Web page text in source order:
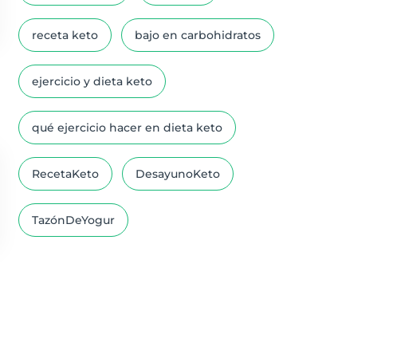
receta keto bajo en carbohidratos
ejercicio y dieta keto
qué ejercicio hacer en dieta keto
RecetaKeto DesayunoKeto
TazónDeYogur